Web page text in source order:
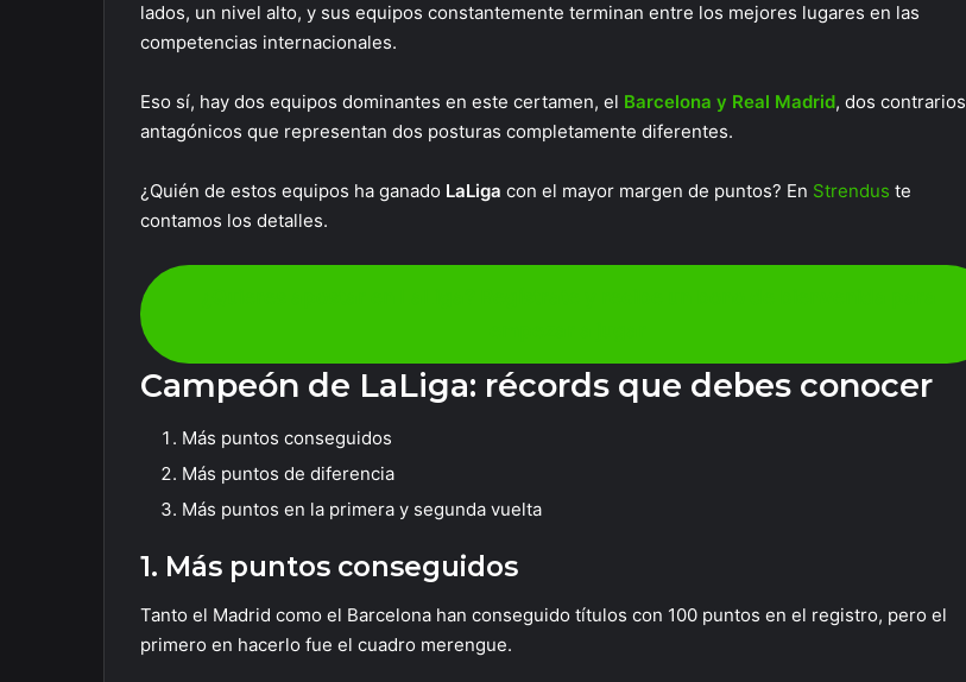
lados, un nivel alto, y sus equipos constantemente terminan entre los mejores lugares en las
competencias internacionales.
Eso sí, hay dos equipos dominantes en este certamen, el Barcelona y Real Madrid, dos contrarios
antagónicos que representan dos posturas completamente diferentes.
¿Quién de estos equipos ha ganado LaLiga con el mayor margen de puntos? En Strendus te
contamos los detalles.
Campeón de LaLiga: récords que debes conocer
Más puntos conseguidos
Más puntos de diferencia
Más puntos en la primera y segunda vuelta
1. Más puntos conseguidos
Tanto el Madrid como el Barcelona han conseguido títulos con 100 puntos en el registro, pero el
primero en hacerlo fue el cuadro merengue.